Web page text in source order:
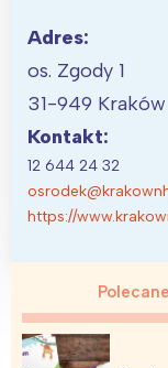
Adres:
os. Zgody 1
31-949 Kraków
Kontakt:
12 644 24 32
https://
Polecane